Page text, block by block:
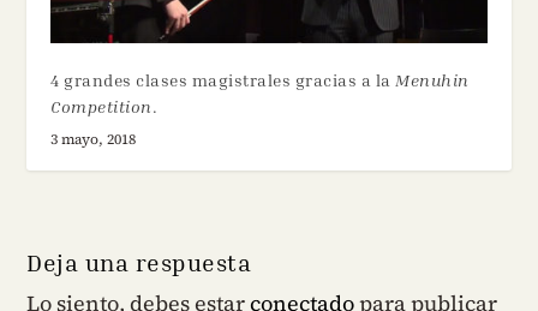
4 grandes clases magistrales gracias a la Menuhin
Competition.
3 mayo, 2018
Deja una respuesta
Lo siento, debes estarconectadopara publicar